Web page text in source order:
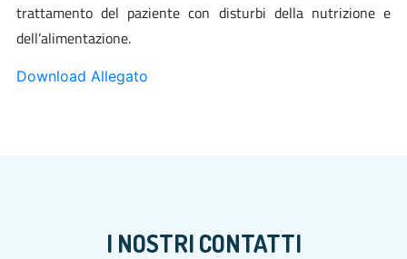
trattamento del paziente con disturbi della nutrizione e
dell’alimentazione.
Download Allegato
I NOSTRI CONTATTI